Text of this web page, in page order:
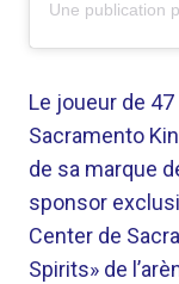
Le joueur de
Sacramento
de sa marque
sponsor
Center de
Spirits» de